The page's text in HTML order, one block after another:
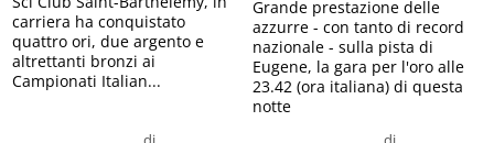
carriera ha conquistato
quattro ori, due argento e
altrettanti bronzi ai
Campionati Italian...
Grande prestazione delle
azzurre - con tanto di record
nazionale - sulla pista di
Eugene, la gara per l'oro alle
23.42 (ora italiana) di questa
notte